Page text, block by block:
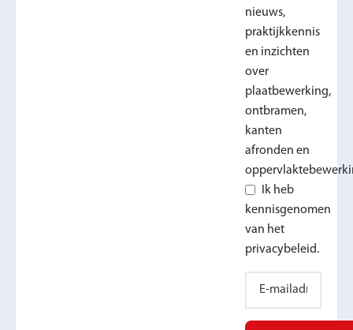
nieuws,
praktijkkennis
en inzichten
over
plaatbewerking,
ontbramen,
kanten
afronden en
Ik heb
kennisgenomen
van het
privacybeleid.